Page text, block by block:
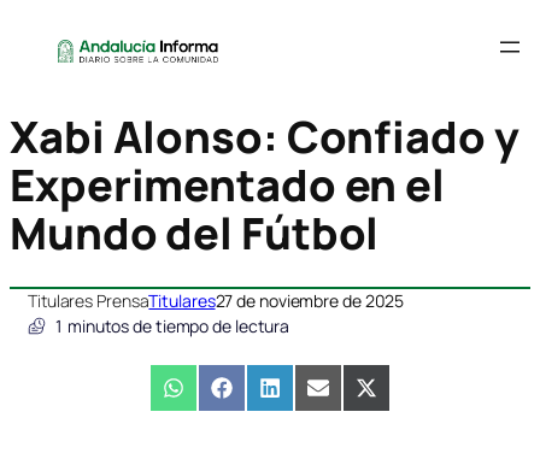
Xabi Alonso: Confiado y
Experimentado en el
Mundo del Fútbol
Titulares PrensaTitulares27 de noviembre de 2025
1 minutos de tiempo de lectura
Compartir
en
WhatsAppCompartir
en
FacebookCompartir
en
LinkedInCompartir
en
EmailCompartir
en
X
(Twitter)